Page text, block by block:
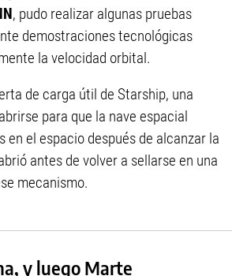
, pudo realizar algunas pruebas
demostraciones tecnológicas
la velocidad orbital.
de carga útil de Starship, una
para que la nave espacial
en el espacio después de alcanzar la
antes de volver a sellarse en una
mecanismo.
y luego Marte